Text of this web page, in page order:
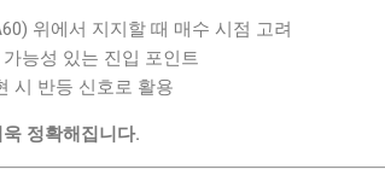
위에서 지지할 때 매수 시점 고려
능성 있는 진입 포인트
시 반등 신호로 활용
정확해집니다.